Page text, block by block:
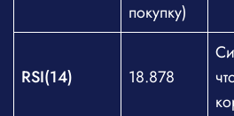
покупку)
RSI(14) 18.878